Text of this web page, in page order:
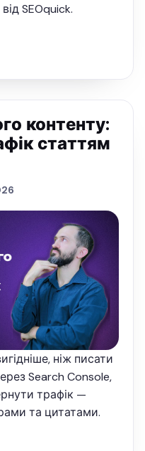
SEOquick.
контенту:
статтям
ніж писати
Search Console,
трафік —
та цитатами.